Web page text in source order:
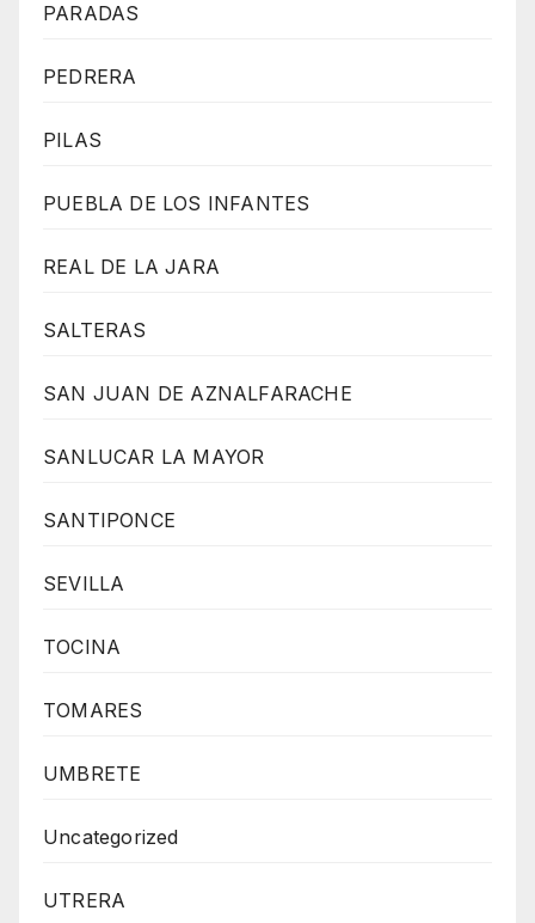
PARADAS
PEDRERA
PILAS
PUEBLA DE LOS INFANTES
REAL DE LA JARA
SALTERAS
SAN JUAN DE AZNALFARACHE
SANLUCAR LA MAYOR
SANTIPONCE
SEVILLA
TOCINA
TOMARES
UMBRETE
Uncategorized
UTRERA